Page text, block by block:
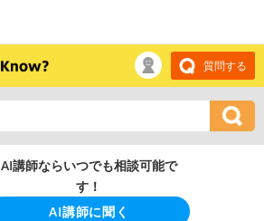
質問する
AI講師ならいつでも相談可能で
す！
AI講師に聞く